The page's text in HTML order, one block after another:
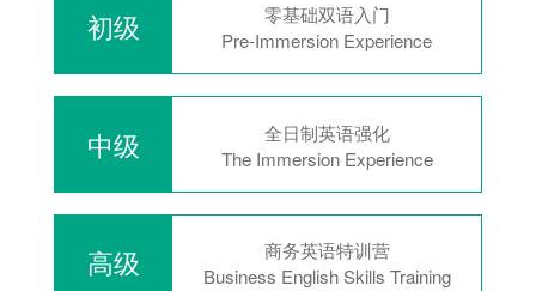
初级
零基础双语入门
Pre-Immersion Experience
中级
全日制英语强化
The Immersion Experience
高级
商务英语特训营
Business English Skills Training